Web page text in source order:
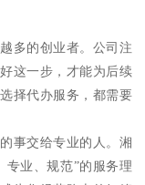
多的创业者。公司注
这一步，才能为后续
择代办服务，都需要
事交给专业的人。湘
专业、规范”的服务理